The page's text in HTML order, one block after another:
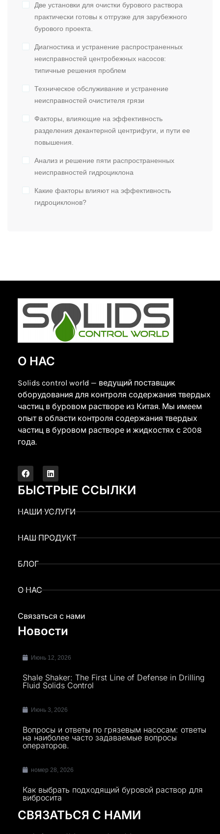
Две установки для очистки бурового раствора
практически готовы к отгрузке для зарубежного
бурового проекта.
Диагностика и устранение распространенных
неисправностей центробежных насосов:
типичные решения проблем
Техническое обслуживание и устранение
неисправностей очистителя грязи
Факторы, влияющие на эффективность
разделения декантерной центрифуги, и пути ее
повышения.
Анализ и решение пяти распространенных
неисправностей гидроциклона
Какие факторы влияют на эффективность
гидроциклонов?
О НАС
Solids control world — ведущий поставщик
оборудования для контроля содержания твердых
частиц в буровом растворе из Китая. Мы имеем
опыт в области контроля содержания твердых
частиц в буровом растворе и жидкостях с 2008
года.
БЫСТРЫЕ ССЫЛКИ
НАШИ УСЛУГИ
НАШ ПРОДУКТ
БЛОГ
О НАС
Связаться с нами
Новости
Июнь 12, 2026
Shale Shaker: The First Line of Defense in Drilling
Fluid Solids Control
Июнь 3, 2026
Вопросы и ответы по грязевым насосам: ответы
на наиболее часто задаваемые вопросы
операторов.
номер 28, 2026
Как выбрать подходящий буровой раствор для
вибросита
СВЯЗАТЬСЯ С НАМИ